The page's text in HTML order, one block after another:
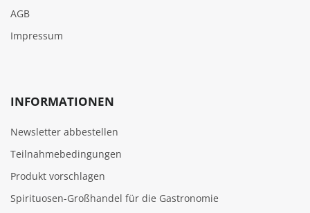
AGB
Impressum
INFORMATIONEN
Newsletter abbestellen
Teilnahmebedingungen
Produkt vorschlagen
Spirituosen-Großhandel für die Gastronomie